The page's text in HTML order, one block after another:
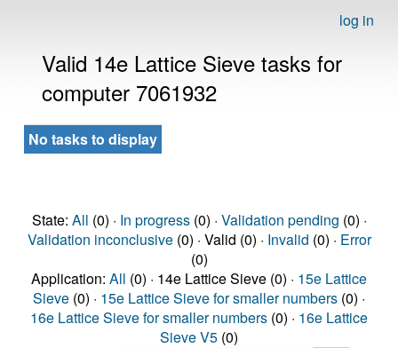
log in
Valid 14e Lattice Sieve tasks for
computer 7061932
No tasks to display
State: All (0) · In progress(0) · Validation pending (0) ·
Validation inconclusive(0) · Valid (0) · Invalid (0) · Error
(0)
Application: All (0) · 14e Lattice Sieve (0) · 15e Lattice
Sieve (0) · 15e Lattice Sieve for smaller numbers (0) ·
16e Lattice Sieve for smaller numbers (0) · 16e Lattice
Sieve V5 (0)